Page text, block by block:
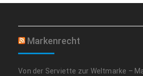
Markenrecht
Von der Serviette zur Weltmarke –